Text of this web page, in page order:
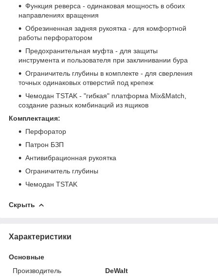
Функция реверса - одинаковая мощность в обоих
направлениях вращения
Обрезиненная задняя рукоятка - для комфортной
работы перфоратором
Предохранительная муфта - для защиты
инструмента и пользователя при заклинивании бура
Ограничитель глубины в комплекте - для сверления
точных одинаковых отверстий под крепеж
Чемодан TSTAK - "гибкая" платформа Mix&Match,
создание разных комбинаций из ящиков
Комплектация:
Перфоратор
Патрон БЗП
Антивибрационная рукоятка
Ограничитель глубины
Чемодан TSTAK
Скрыть
Характеристики
Основные
Производитель
DeWalt